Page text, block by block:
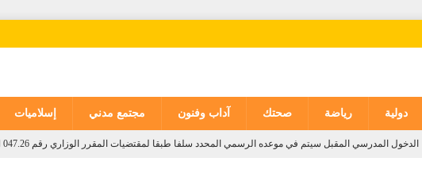
دولية رياضة صحتك آداب وفنون مجتمع مدني إسلاميات
الدخول المدرسي المقبل سیتم في موعده الرسمي المحدد سلفا طبقا لمقتضیات المقرر الوزاري رقم 047.26